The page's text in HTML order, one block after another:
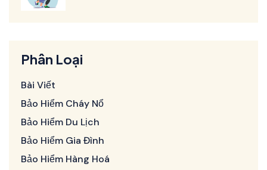
Phân Loại
Bài Viết
Bảo Hiểm Cháy Nổ
Bảo Hiểm Du Lịch
Bảo Hiểm Gia Đình
Bảo Hiểm Hàng Hoá